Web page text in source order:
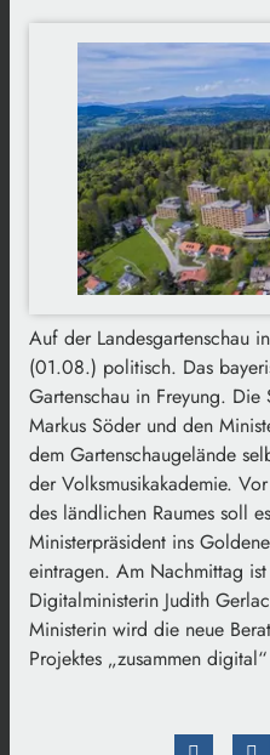
Auf der Landesgartenschau
(01.08.) politisch. Das
Gartenschau in Freyung.
Markus Söder und den
dem Gartenschaugelände
der Volksmusikakademie.
des ländlichen Raumes soll
Ministerpräsident ins
eintragen. Am Nachmittag
Digitalministerin Judith
Ministerin wird die neue
Projektes „zusammen